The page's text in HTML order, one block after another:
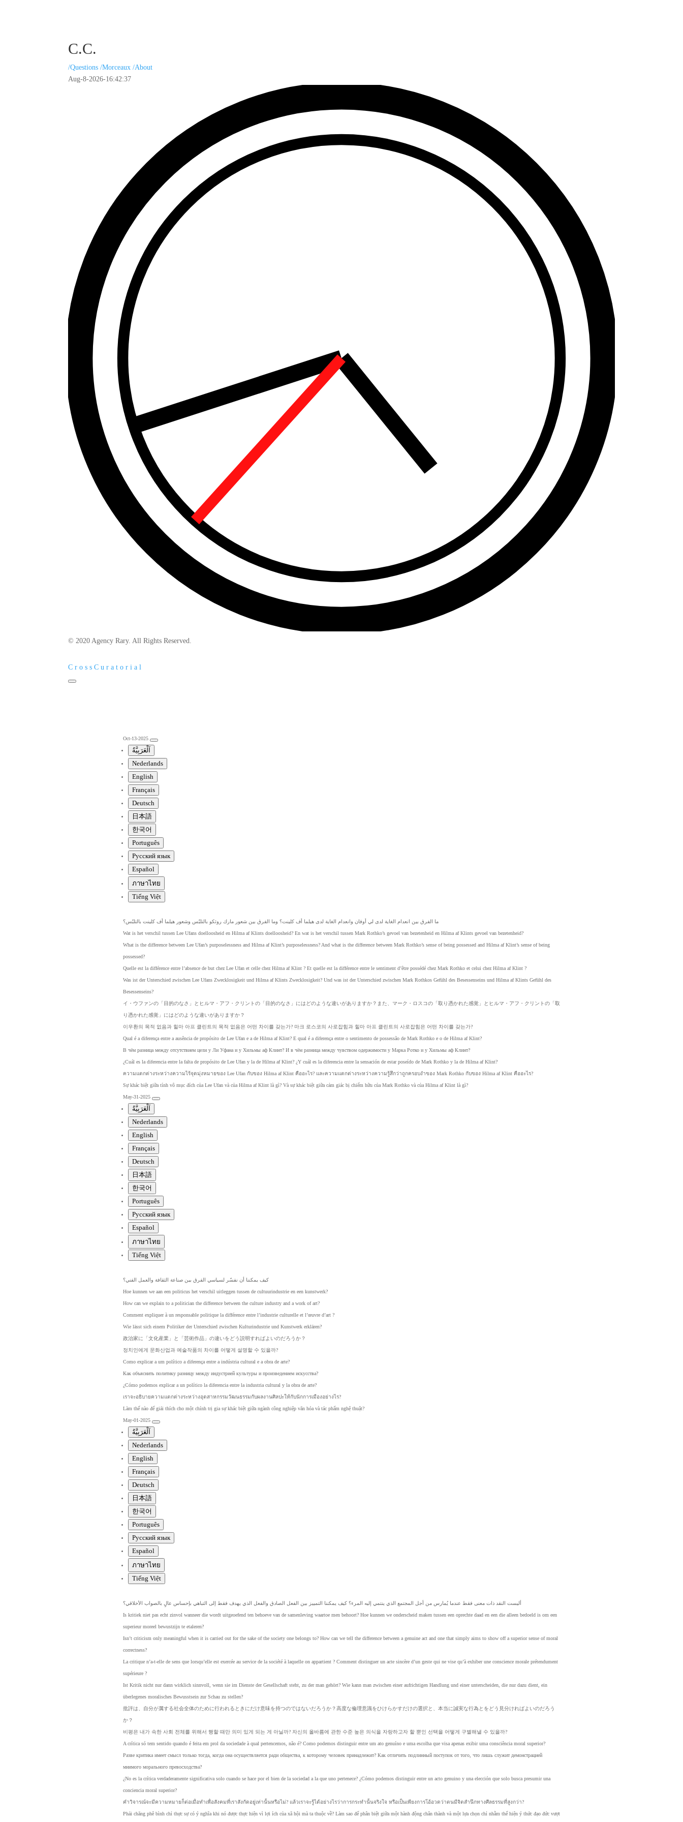
C.C.
/Questions /Morceaux /About
Aug-8-2026-16:42:38
© 2020 Agency Rary. All Rights Reserved.
C r o s s C u r a t o r i a l
Oct-13-2025
اَلْعَرَبِيَّةُ
Nederlands
English
Français
Deutsch
日本語
한국어
Português
Pусский язык
Español
ภาษาไทย
Tiếng Việt
ما الفرق بين انعدام الغاية لدى لي أوفان وانعدام الغاية لدى هيلما أف كلينت؟ وما الفرق بين شعور مارك روثكو بالتلبّس وشعور هيلما أف كلينت بالتلبّس؟
Wat is het verschil tussen Lee Ufans doelloosheid en Hilma af Klints doelloosheid? En wat is het verschil tussen Mark Rothko’s gevoel van bezetenheid en Hilma af Klints gevoel van bezetenheid?
What is the difference between Lee Ufan’s purposelessness and Hilma af Klint’s purposelessness?And what is the difference between Mark Rothko’s sense of being possessed and Hilma af Klint’s sense of being
possessed?
Quelle est la différence entre l’absence de but chez Lee Ufan et celle chez Hilma af Klint ? Et quelle est la différence entre le sentiment d’être possédé chez Mark Rothko et celui chez Hilma af Klint ?
Was ist der Unterschied zwischen Lee Ufans Zwecklosigkeit und Hilma af Klints Zwecklosigkeit? Und was ist der Unterschied zwischen Mark Rothkos Gefühl des Besessenseins und Hilma af Klints Gefühl des
Besessenseins?
イ・ ウフ ァンの「 目的のなさ」 とヒ ルマ ・アフ・ クリ ントの「 目的のなさ」 にはどのような違いがあり ますか？ また、マーク ・ロ スコの「 取り憑かれた感覚」と ヒルマ・ アフ ・ク リン トの「取
り憑かれた感覚」 にはどのような違いがあり ますか？
이우환의 목적 없음과 힐마 아프 클린트의 목적 없음은 어떤 차이를 갖는가? 마크 로스코의 사로잡힘과 힐마 아프 클린트의 사로잡힘은 어떤 차이를 갖는가?
Qual é a diferença entre a ausência de propósito de Lee Ufan e a de Hilma af Klint? E qual é a diferença entre o sentimento de possessão de Mark Rothko e o de Hilma af Klint?
В чём разница между отсутствием цели у Ли Уфана и у Хильмы аф Клинт? И в чём разница между чувством одержимости у Марка Ротко и у Хильмы аф Клинт?
¿Cuál es la diferencia entre la falta de propósito de Lee Ufan y la de Hilma af Klint? ¿Y cuál es la diferencia entre la sensación de estar poseído de Mark Rothko y la de Hilma af Klint?
ความแตกต่างระหว่างความไร้จุดมุ่งหมายของ Lee Ufan กับของ Hilma af Klint คืออะไร? และความแตกต่างระหว่างความรู้สึกว่าถูกครอบงำของMarkRothko กับของ Hilma af Klint คืออะไร?
Sự khác biệt giữa tính vô mục đích của Lee Ufan và của Hilma af Klint là gì? Và sự khác biệt giữa cảm giác bị chiếm hữu của Mark Rothko và của Hilma af Klint là gì?
May-31-2025
اَلْعَرَبِيَّةُ
Nederlands
English
Français
Deutsch
日本語
한국어
Português
Pусский язык
Español
ภาษาไทย
Tiếng Việt
كيف يمكننا أن نفسّر لسياسي الفرق بين صناعة الثقافة والعمل الفني؟
Hoe kunnen we aan een politicus het verschil uitleggen tussen de cultuurindustrie en een kunstwerk?
How can we explain to a politician the difference between the culture industry and a work of art?
Comment expliquer à un responsable politique la différence entre l’industrie culturelle et l’œuvre d’art ?
Wie lässt sich einem Politiker der Unterschied zwischen Kulturindustrie und Kunstwerk erklären?
政治家に 「文化産業」 と「 芸術作品」の違いをどう説明すればよいのだろうか？
정치인에게 문화산업과 예술작품의 차이를 어떻게 설명할 수 있을까?
Como explicar a um político a diferença entre a indústria cultural e a obra de arte?
Как объяснить политику разницу между индустрией культуры и произведением искусства?
¿Cómo podemos explicar a un político la diferencia entre la industria cultural y la obra de arte?
เราจะอธิบายความแตกต่างระหว่างอุตสาหกรรมวัฒนธรรมกับผลงานศิลปะให้กับนักการเมืองอย่างไร?
Làm thế nào để giải thích cho một chính trị gia sự khác biệt giữa ngành công nghiệp văn hóa và tác phẩm nghệ thuật?
May-01-2025
اَلْعَرَبِيَّةُ
Nederlands
English
Français
Deutsch
日本語
한국어
Português
Pусский язык
Español
ภาษาไทย
Tiếng Việt
أليست النقد ذات معنى فقط عندما يُمارس من أجل المجتمع الذي ينتمي إليه المرء؟ كيف يمكننا التمييز بين الفعل الصادق والفعل الذي يهدف فقط إلى التباهي بإحساس عالٍ بالصواب الأخلاقي؟
Is kritiek niet pas echt zinvol wanneer die wordt uitgeoefend ten behoeve van de samenleving waartoe men behoort? Hoe kunnen we onderscheid maken tussen een oprechte daad en een die alleen bedoeld is om een
superieur moreel bewustzijn te etaleren?
Isn’t criticism only meaningful when it is carried out for the sake of the society one belongs to? How can we tell the difference between a genuine act and one that simply aims to show off a superior sense of moral
correctness?
La critique n’a-t-elle de sens que lorsqu’elle est exercée au service de la société à laquelle on appartient ? Comment distinguer un acte sincère d’un geste qui ne vise qu’à exhiber une conscience morale prétendument
supérieure ?
Ist Kritik nicht nur dann wirklich sinnvoll, wenn sie im Dienste der Gesellschaft steht, zu der man gehört? Wie kann man zwischen einer aufrichtigen Handlung und einer unterscheiden, die nur dazu dient, ein
überlegenes moralisches Bewusstsein zur Schau zu stellen?
批評は、 自分が属する社会全体のために行われるとき にだけ意味を持つのではないだろうか？ 高度な倫理意識をひけらかすだけの選択と、 本当に誠実な行為とをどう 見分ければよ いのだろ う
か？
비평은 내가 속한 사회 전체를 위해서 행할 때만 의미 있게 되는 게 아닐까? 자신의 올바름에 관한 수준 높은 의식을 자랑하고자 할 뿐인 선택을 어떻게 구별해낼 수 있을까?
A crítica só tem sentido quando é feita em prol da sociedade à qual pertencemos, não é? Como podemos distinguir entre um ato genuíno e uma escolha que visa apenas exibir uma consciência moral superior?
Разве критика имеет смысл только тогда, когда она осуществляется ради общества, к которому человек принадлежит? Как отличить подлинный поступок от того, что лишь служит демонстрацией
мнимого морального превосходства?
¿No es la crítica verdaderamente significativa solo cuando se hace por el bien de la sociedad a la que uno pertenece? ¿Cómo podemos distinguir entre un acto genuino y una elección que solo busca presumir una
conciencia moral superior?
คำวิจารณ์จะมีความหมายก็ต่อเมื่อทำเพื่อสังคมที่เราสังกัดอยู่เท่านั้นหรือไม่? แล้วเราจะรู้ได้อย่างไรว่าการกระทำนั้นจริงใจ หรือเป็นเพี ยงการโอ้อวดว่าตนมีจิตสำนึกทางศีลธรรมที่สูงกว่า?
Phải chăng phê bình chỉ thực sự có ý nghĩa khi nó được thực hiện vì lợi ích của xã hội mà ta thuộc về? Làm sao để phân biệt giữa một hành động chân thành và một lựa chọn chỉ nhằm thể hiện ý thức đạo đức vượt